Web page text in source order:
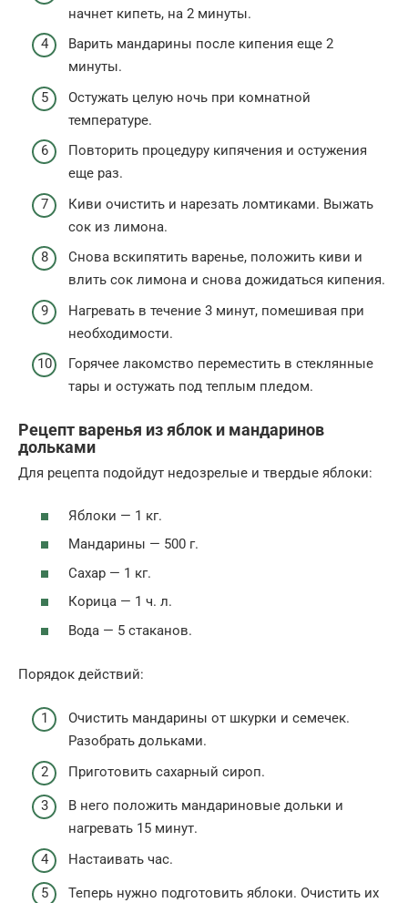
начнет кипеть, на 2 минуты.
Варить мандарины после кипения еще 2
минуты.
Остужать целую ночь при комнатной
температуре.
Повторить процедуру кипячения и остужения
еще раз.
Киви очистить и нарезать ломтиками. Выжать
сок из лимона.
Снова вскипятить варенье, положить киви и
влить сок лимона и снова дожидаться кипения.
Нагревать в течение 3 минут, помешивая при
необходимости.
Горячее лакомство переместить в стеклянные
тары и остужать под теплым пледом.
Рецепт варенья из яблок и мандаринов
дольками
Для рецепта подойдут недозрелые и твердые яблоки:
Яблоки — 1 кг.
Мандарины — 500 г.
Сахар — 1 кг.
Корица — 1 ч. л.
Вода — 5 стаканов.
Порядок действий:
Очистить мандарины от шкурки и семечек.
Разобрать дольками.
Приготовить сахарный сироп.
В него положить мандариновые дольки и
нагревать 15 минут.
Настаивать час.
Теперь нужно подготовить яблоки. Очистить их